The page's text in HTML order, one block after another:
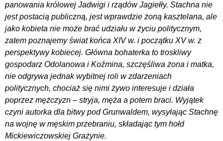
panowania królowej Jadwigi i rządów Jagiełły. Stachna nie
jest postacią publiczną, jest wprawdzie żoną kasztelana, ale
jako kobieta nie może brać udziału w życiu politycznym,
zatem poznajemy świat końca XIV w. i początku XV w. z
perspektywy kobiecej. Główna bohaterka to troskliwy
gospodarz Odolanowa i Koźmina, szczęśliwa żona i matka,
nie odgrywa jednak wybitnej roli w zdarzeniach
politycznych, chociaż się nimi żywo interesuje i działa
poprzez mężczyzn – stryja, męża a potem braci. Wyjątek
czyni autorka dla bitwy pod Grunwaldem, wysyłając Stachnę
na wojnę w męskim przebraniu, składając tym hołd
Mickiewiczowskiej Grażynie.